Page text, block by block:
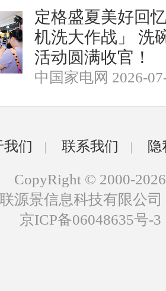
定格盛夏美好回
机洗大作战」 洗
活动圆满收官！
中国家电网 2026-
我们 | 联系我们 |
CopyRight © 2000-2026
源景信息科技有限公
京ICP备06048635号-3